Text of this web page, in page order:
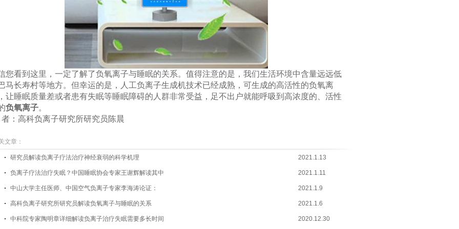
您看到这里，一定了解了负氧离子与睡眠的关系。值得注意的是，我们生活环境中含量远远低
马长寿村等地方。但幸运的是，人工负离子生成机技术已经成熟，可生成的高活性的负氧离
让睡眠质量差或者患有失眠等睡眠障碍的人群非常受益，足不出户就能呼吸到高浓度的、活性
负氧离子。
：高科负离子研究所研究员陈晨
文章：
研究员解读负离子疗法治疗神经衰弱的科学机理 2021.1.13
负离子疗法治疗失眠？中国睡眠协会专家王谢辉解读其中 2021.1.11
中山大学主任医师、中国空气负离子专家李海涛论证： 2021.1.9
高科负离子研究所研究员解读负氧离子与睡眠的关系 2021.1.6
中科院专家陶明章详细解读负离子治疗失眠需要多长时间 2020.12.30